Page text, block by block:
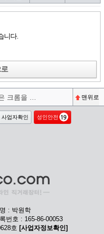
니다.
맨위로
사업자확인 성인안전
: 박원학
번호 : 165-86-00053
호 [사업자정보확인]